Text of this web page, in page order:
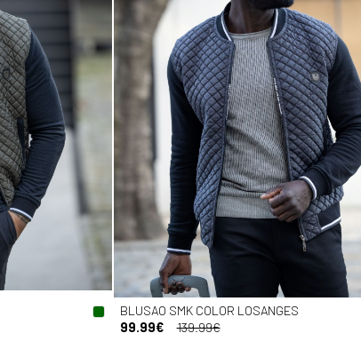
BLUSAO SMK COLOR LOSANGES
99.99€
139.99€